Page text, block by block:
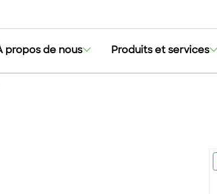
propos de nous Produits et services